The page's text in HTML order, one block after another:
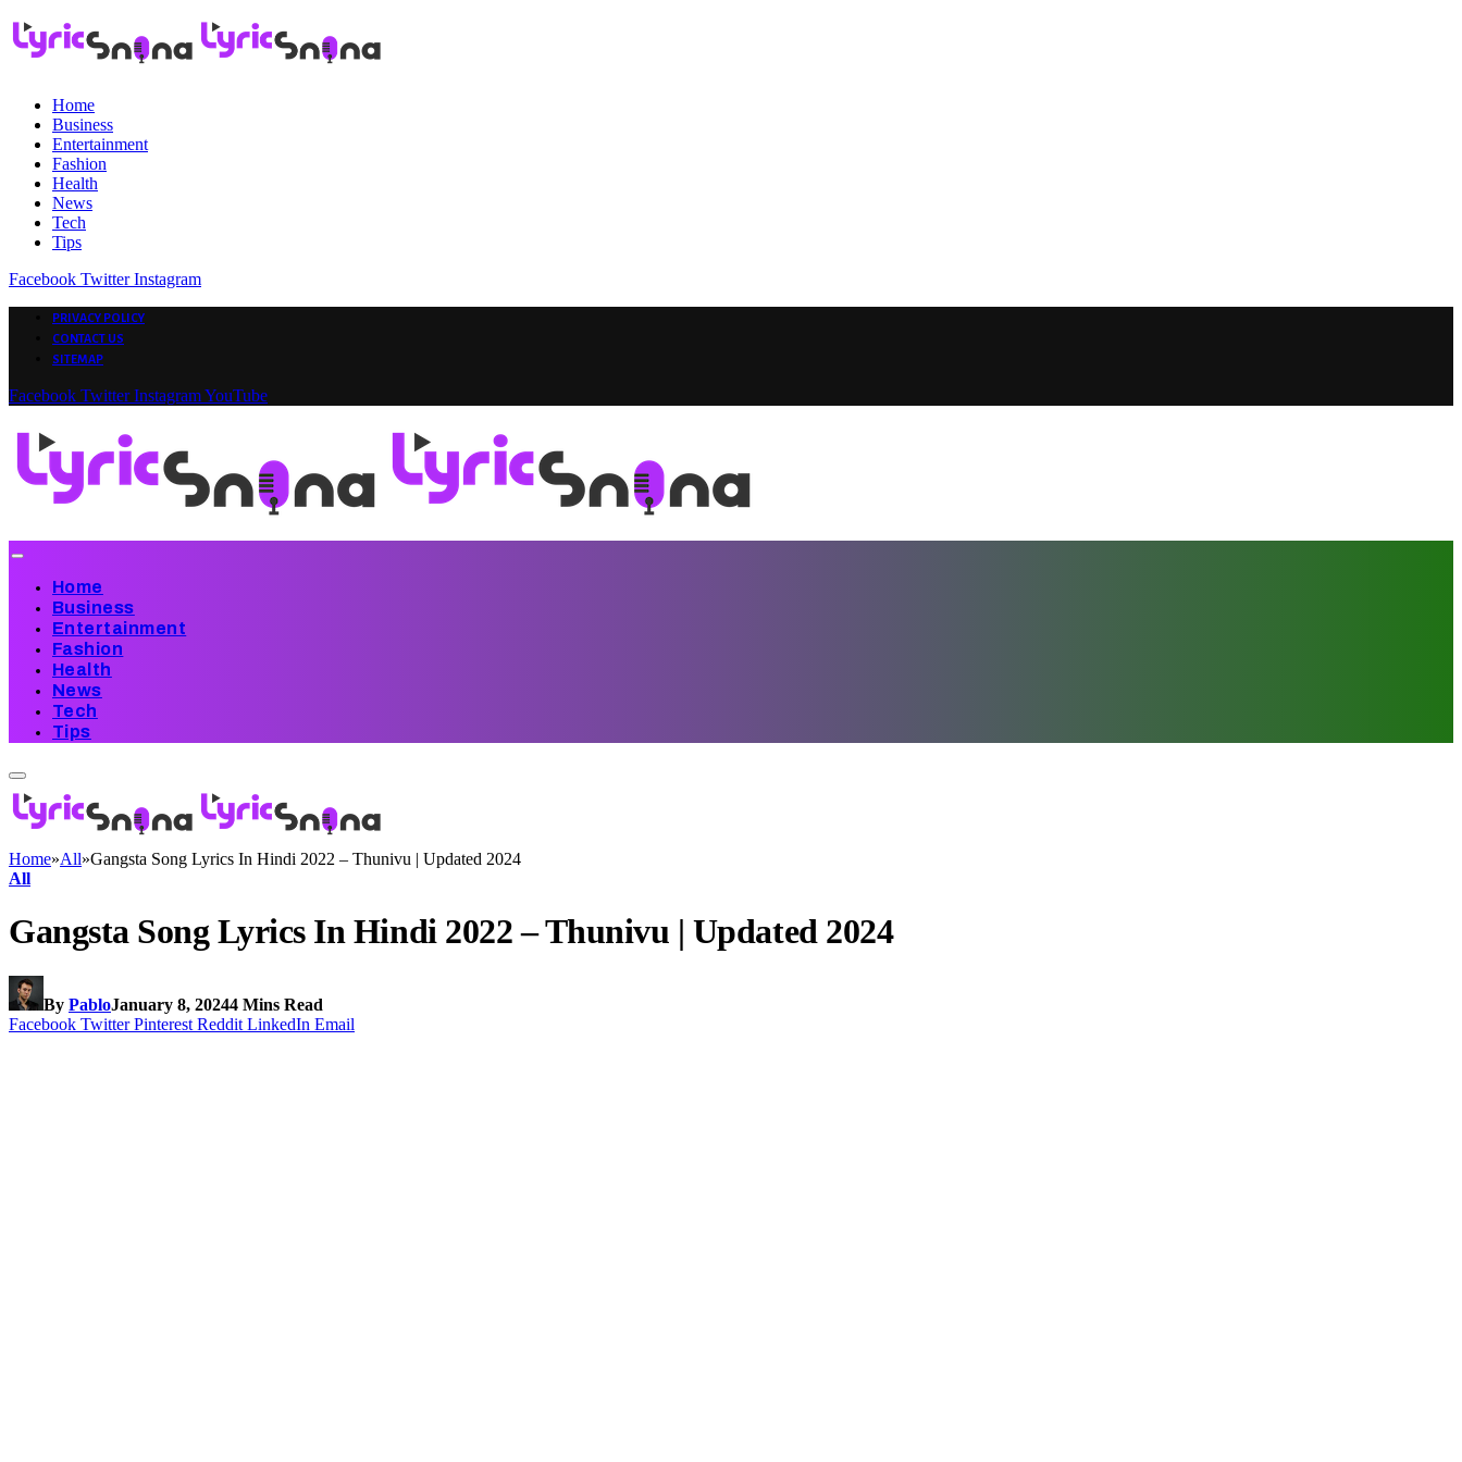
Home
Business
Entertainment
Fashion
Health
News
Tech
Tips
Facebook Twitter Instagram
PRIVACY POLICY
CONTACT US
SITEMAP
Facebook Twitter InstagramYouTube
Home
Business
Entertainment
Fashion
Health
News
Tech
Tips
Home»All»Gangsta Song Lyrics In Hindi 2022 – Thunivu | Updated 2024
All
Gangsta Song Lyrics In Hindi 2022 – Thunivu | Updated 2024
By PabloJanuary 8, 20244 Mins Read
Facebook Twitter Pinterest Reddit LinkedIn Email